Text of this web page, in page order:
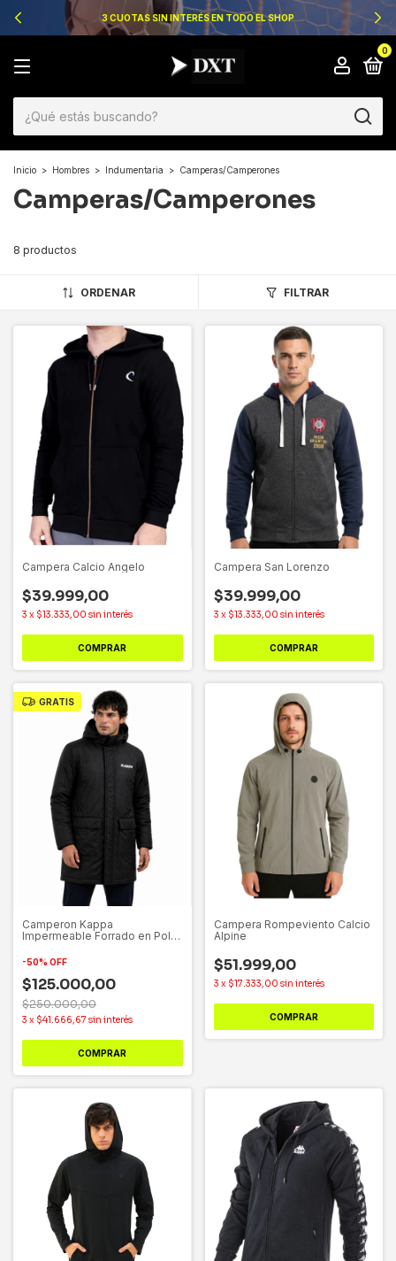
3 CUOTAS SIN INTERÉS EN TODO EL SHOP
0
Inicio > Hombres > Indumentaria > Camperas/Camperones
Camperas/Camperones
8 productos
ORDENAR FILTRAR
Campera Calcio Angelo
$39.999,00
3 x $13.333,00 sin interés
COMPRAR
Campera San Lorenzo
$39.999,00
3 x $13.333,00 sin interés
COMPRAR
GRATIS
Camperon Kappa
Impermeable Forrado en Polar
-50% OFF
$125.000,00
$250.000,00
3 x $41.666,67 sin interés
COMPRAR
Campera Rompeviento Calcio
Alpine
$51.999,00
3 x $17.333,00 sin interés
COMPRAR